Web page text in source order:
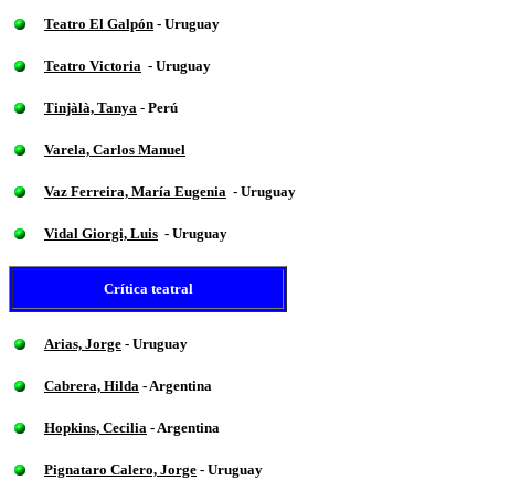
Teatro El Galpón - Uruguay
Teatro Victoria - Uruguay
Tinjàlà, Tanya - Perú
Varela, Carlos Manuel
Vaz Ferreira, María Eugenia - Uruguay
Vidal Giorgi, Luis - Uruguay
Crítica teatral
Arias, Jorge - Uruguay
Cabrera, Hilda -Argentina
Hopkins, Cecilia - Argentina
Pignataro Calero, Jorge - Uruguay